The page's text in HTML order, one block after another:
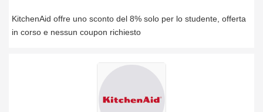
KitchenAid offre uno sconto del 8% solo per lo studente, offerta
in corso e nessun coupon richiesto